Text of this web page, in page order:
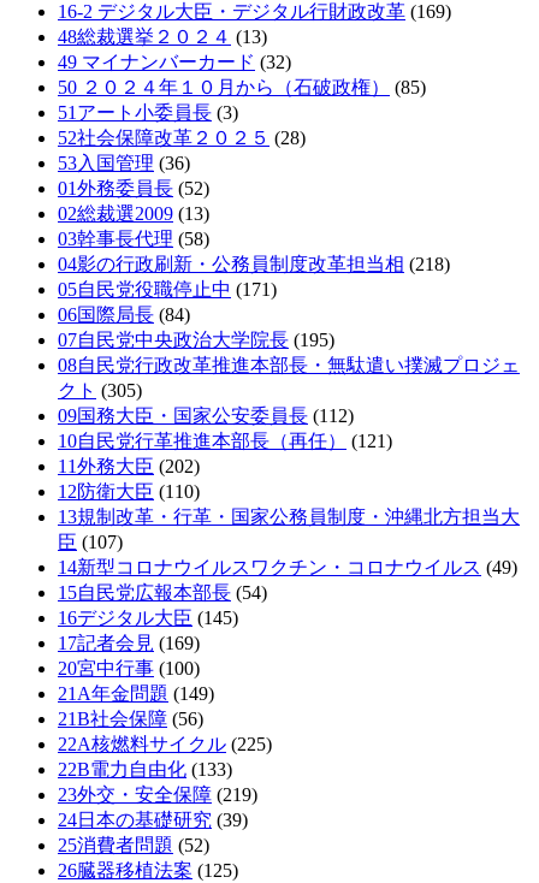
16-2 デジタル大臣・デジタル行財政改革 (169)
48総裁選挙２０２４ (13)
49 マイナンバーカード (32)
50 ２０２４年１０月から（石破政権）
(85)
51アート小委員長 (3)
52社会保障改革２０２５ (28)
53入国管理 (36)
01外務委員長 (52)
02総裁選2009 (13)
03幹事長代理 (58)
04影の行政刷新・公務員制度改革担当相 (218)
05自民党役職停止中 (171)
06国際局長 (84)
07自民党中央政治大学院長 (195)
08自民党行政改革推進本部長・無駄遣い撲滅プロジェ
クト (305)
09国務大臣・国家公安委員長 (112)
10自民党行革推進本部長（再任）
(121)
11外務大臣 (202)
12防衛大臣 (110)
13規制改革・行革・国家公務員制度・沖縄北方担当大
臣 (107)
14新型コロナウイルスワクチン・コロナウイルス (49)
15自民党広報本部長 (54)
16デジタル大臣 (145)
17記者会見 (169)
20宮中行事 (100)
21A年金問題 (149)
21B社会保障 (56)
22A核燃料サイクル (225)
22B電力自由化 (133)
23外交・安全保障 (219)
24日本の基礎研究 (39)
25消費者問題 (52)
26臓器移植法案 (125)